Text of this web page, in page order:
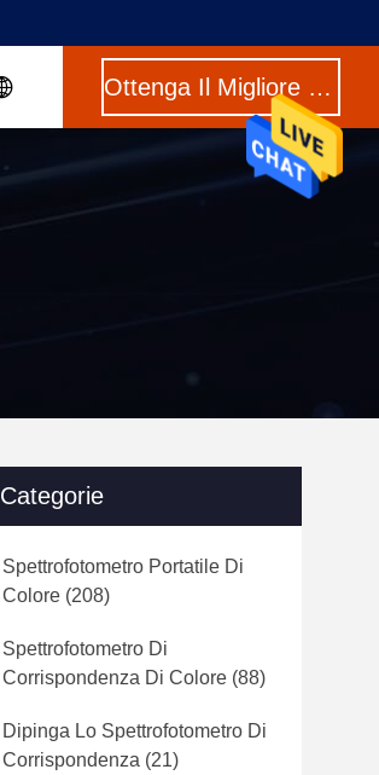
Ottenga Il Migliore Prezzo
Categorie
Spettrofotometro Portatile Di
Colore (208)
Spettrofotometro Di
Corrispondenza Di Colore (88)
Dipinga Lo Spettrofotometro Di
Corrispondenza (21)